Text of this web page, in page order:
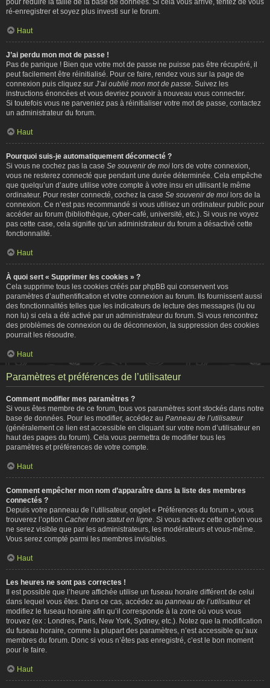
ré-enregistrer et soyez plus investi sur le forum.
Haut
J’ai perdu mon mot de passe !
Pas de panique ! Bien que votre mot de passe ne puisse pas être récupéré, il
peut facilement être réinitialisé. Pour ce faire, rendez vous sur la page de
connexion puis cliquez sur J’ai oublié mon mot de passe . Suivez les
instructions énoncées et vous devriez pouvoir à nouveau vous connecter.
Si toutefois vous ne parveniez pas à réinitialiser votre mot de passe, contactez
un administrateur du forum.
Haut
Pourquoi suis-je automatiquement déconnecté ?
Si vous ne cochez pas la case Se souvenir de moi lors de votre connexion,
vous ne resterez connecté que pendant une durée déterminée. Cela empêche
que quelqu’un d’autre utilise votre compte à votre insu en utilisant le même
ordinateur. Pour rester connecté, cochez la case Se souvenir de moi lors de la
connexion. Ce n’est pas recommandé si vous utilisez un ordinateur public pour
accéder au forum (bibliothèque, cyber-café, université, etc.). Si vous ne voyez
pas cette case, cela signifie qu’un administrateur du forum a désactivé cette
fonctionnalité.
Haut
À quoi sert « Supprimer les cookies » ?
Cela supprime tous les cookies créés par phpBB qui conservent vos
paramètres d’authentification et votre connexion au forum. Ils fournissent aussi
des fonctionnalités telles que les indicateurs de lecture des messages (lu ou
non lu) si cela a été activé par un administrateur du forum. Si vous rencontrez
des problèmes de connexion ou de déconnexion, la suppression des cookies
pourrait les résoudre.
Haut
Paramètres et préférences de l’utilisateur
Comment modifier mes paramètres ?
Si vous êtes membre de ce forum, tous vos paramètres sont stockés dans notre
base de données. Pour les modifier, accédez au Panneau de l’utilisateur
(généralement ce lien est accessible en cliquant sur votre nom d’utilisateur en
haut des pages du forum). Cela vous permettra de modifier tous les
paramètres et préférences de votre compte.
Haut
Comment empêcher mon nom d’apparaître dans la liste des membres
connectés ?
Depuis votre panneau de l’utilisateur, onglet « Préférences du forum », vous
trouverez l’option Cacher mon statut en ligne . Si vous activez cette option vous
ne serez visible que par les administrateurs, les modérateurs et vous-même.
Vous serez compté parmi les membres invisibles.
Haut
Les heures ne sont pas correctes !
Il est possible que l’heure affichée utilise un fuseau horaire différent de celui
dans lequel vous êtes. Dans ce cas, accédez au panneau de l’utilisateuret
modifiez le fuseau horaire afin qu’il corresponde à la zone où vous vous
trouvez (ex : Londres, Paris, New York, Sydney, etc.). Notez que la modification
du fuseau horaire, comme la plupart des paramètres, n’est accessible qu’aux
membres du forum. Donc si vous n’êtes pas enregistré, c’est le bon moment
pour le faire.
Haut